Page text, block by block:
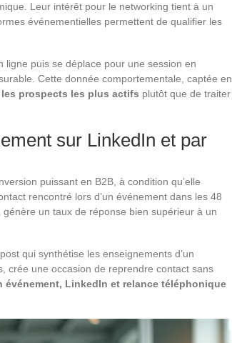
Leur intérêt pour le networking tient à un
événementielles permettent de qualifier les
ligne puis se déplace pour une session en
Cette donnée comportementale, captée en
prospects les plus actifs plutôt que de traiter
sur LinkedIn et par
puissant en B2B, à condition qu’elle
rencontré lors d’un événement dans les 48
un taux de réponse bien supérieur à un
qui synthétise les enseignements d’un
crée une occasion de reprendre contact sans
événement, LinkedIn et relance téléphonique